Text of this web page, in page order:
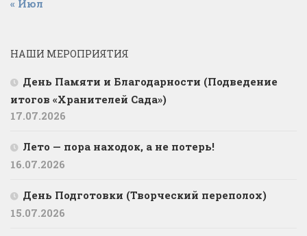
« Июл
НАШИ МЕРОПРИЯТИЯ
День Памяти и Благодарности (Подведение
итогов «Хранителей Сада»)
17.07.2026
Лето — пора находок, а не потерь!
16.07.2026
День Подготовки (Творческий переполох)
15.07.2026